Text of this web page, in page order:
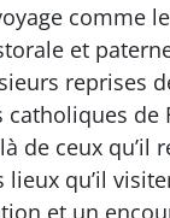
comme
et
reprises
de
de ceux qu’il
lieux qu’il
et un